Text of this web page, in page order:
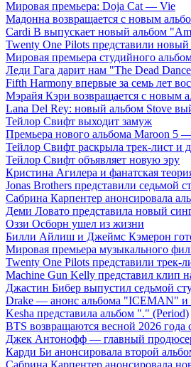
Мировая премьера: Doja Cat — Vie
Мадонна возвращается с новым
Cardi B выпускает новый альбом
Twenty One Pilots представили
Мировая премьера студийного
Леди Гага дарит нам "The Dead
Fifth Harmony впервые за семь лет
Мэрайя Кэри возвращается с новым
Lana Del Rey: новый альбом Stove
Тейлор Свифт выходит замуж
Премьера нового альбома Maroon 5
Тейлор Свифт раскрыла трек-лист и
Тейлор Свифт объявляет новую эру
Кристина Агилера и фанатская
Jonas Brothers представили
Сабрина Карпентер анонсировала
Деми Ловато представила новый
Оззи Осборн ушел из жизни
Билли Айлиш и Джеймс Кэмерон
Мировая премьера музыкального
Twenty One Pilots представили трек-
Machine Gun Kelly представил клип
Джастин Бибер выпустил седьмой
Drake — анонс альбома "ICEMAN" и
Kesha представила альбом "." (Period)
BTS возвращаются весной 2026
Джек Антонофф — главный
Карди Би анонсировала второй
Сабрина Карпентер анонсировала